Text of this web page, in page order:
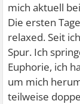
mich aktuell
Die ersten
relaxed. Seit
Spur. Ich
Euphorie, ich
um mich
teilweise